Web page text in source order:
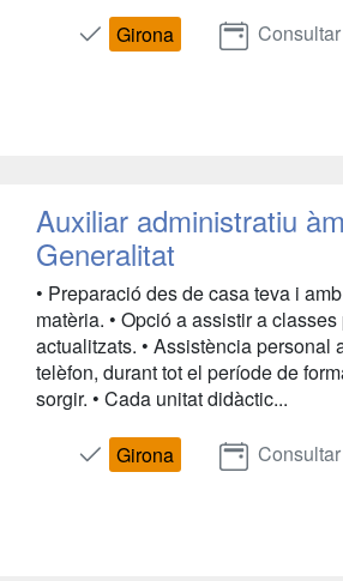
Girona Consultar
Auxiliar administratiu
Generalitat
• Preparació des de casa teva i
matèria. • Opció a assistir a
actualitzats. • Assistència personal
telèfon, durant tot el període de
sorgir. • Cada unitat didàctic...
Girona Consultar